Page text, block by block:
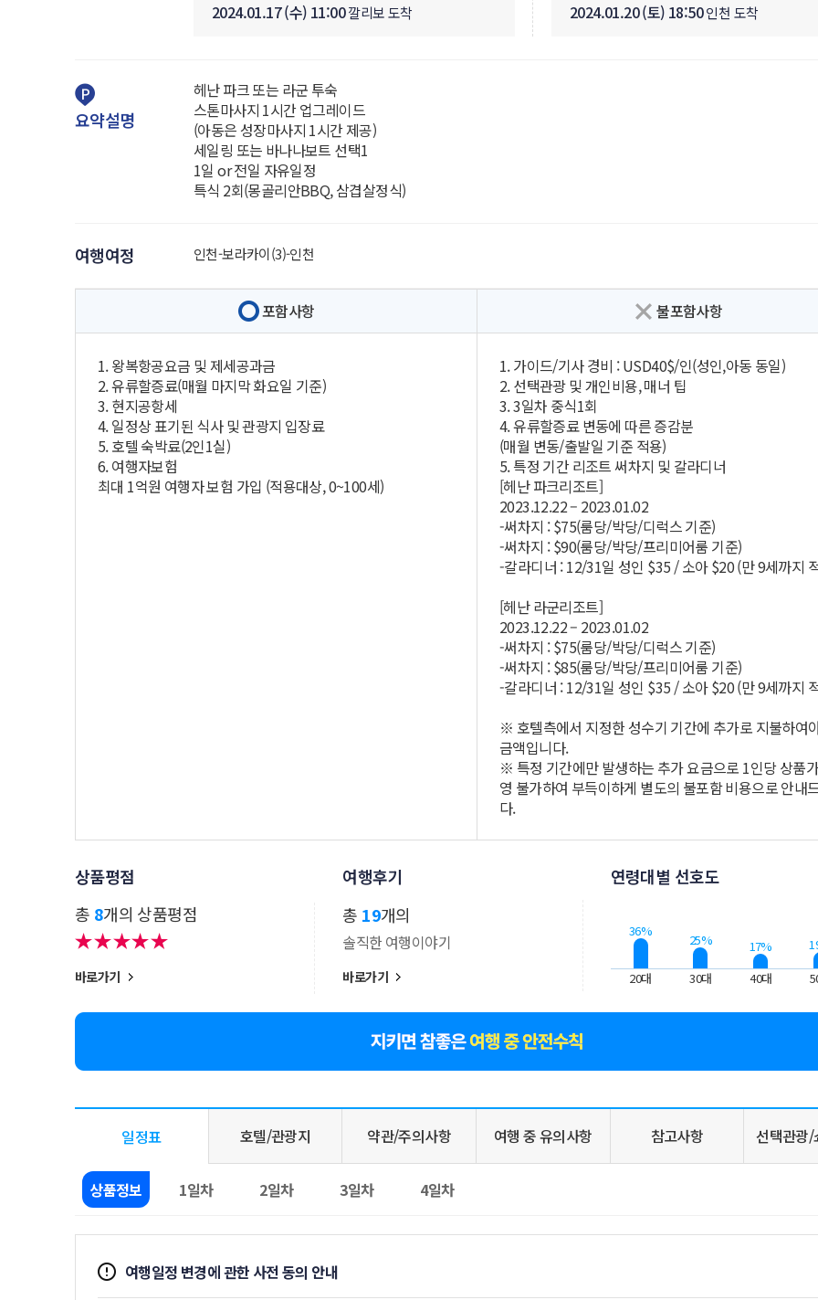
2024.01.17 (수) 11:00깔리보 도착 2024.01.20 (토) 18:50인천 도착
요약설명
헤난 파크 또는 라군 투숙
스톤마사지 1시간 업그레이드
(아동은 성장마사지 1시간 제공)
세일링 또는 바나나보트 선택1
1일 or 전일 자유일정
특식 2회(몽골리안BBQ, 삼겹살정식)
여행여정 인천-보라카이(3)-인천
포함사항 불포함사항
1. 왕복항공요금 및 제세공과금
2. 유류할증료(매월 마지막 화요일 기준)
3. 현지공항세
4. 일정상 표기된 식사 및 관광지 입장료
5. 호텔 숙박료(2인1실)
6. 여행자보험
최대 1억원 여행자 보험 가입 (적용대상, 0~100세)
1. 가이드/기사 경비 : USD40$/인(성인,아동 동일)
2. 선택관광 및 개인비용, 매너 팁
3. 3일차 중식1회
4. 유류할증료 변동에 따른 증감분
(매월 변동/출발일 기준 적용)
5. 특정 기간 리조트 써차지 및 갈라디너
[헤난 파크리조트]
2023.12.22 – 2023.01.02
-써차지 : $75(룸당/박당/디럭스 기준)
-써차지 : $90(룸당/박당/프리미어룸 기준)
-갈라디너 : 12/31일 성인 $35 / 소아 $20 (만 9세까지
[헤난 라군리조트]
2023.12.22 – 2023.01.02
-써차지 : $75(룸당/박당/디럭스 기준)
-써차지 : $85(룸당/박당/프리미어룸 기준)
-갈라디너 : 12/31일 성인 $35 / 소아 $20 (만 9세까지
※ 호텔측에서 지정한 성수기 기간에 추가로 지불하여
금액입니다.
※ 특정 기간에만 발생하는 추가 요금으로 1인당 상품
영 불가하여 부득이하게 별도의 불포함 비용으로 안내
다.
상품평점
총 8개의 상품평점
바로가기
여행후기
총 19개의
솔직한 여행이야기
바로가기
연령대별 선호도
36%
20대
25%
30대
17%
40대
일정표 호텔/관광지 약관/주의사항 여행 중 유의사항 참고사항 선택관광/
상품정보 1일차 2일차 3일차 4일차
여행일정 변경에 관한 사전 동의 안내